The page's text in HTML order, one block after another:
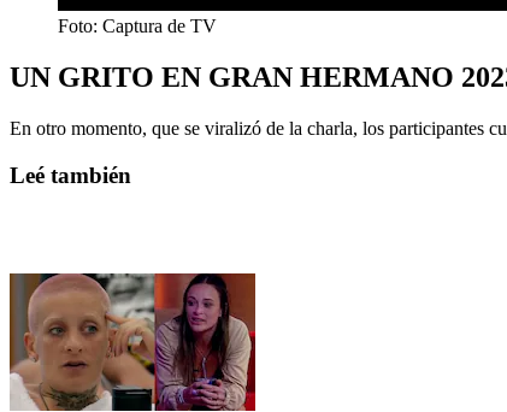
Foto: Captura de TV
UN GRITO EN GRAN HERMANO
En otro momento, que se viralizó de la charla, los participantes
Leé también